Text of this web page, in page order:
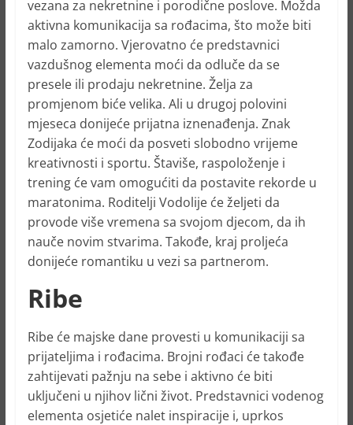
vezana za nekretnine i porodične poslove. Možda
aktivna komunikacija sa rođacima, što može biti
malo zamorno. Vjerovatno će predstavnici
vazdušnog elementa moći da odluče da se
presele ili prodaju nekretnine. Želja za
promjenom biće velika. Ali u drugoj polovini
mjeseca donijeće prijatna iznenađenja. Znak
Zodijaka će moći da posveti slobodno vrijeme
kreativnosti i sportu. Štaviše, raspoloženje i
trening će vam omogućiti da postavite rekorde u
maratonima. Roditelji Vodolije će željeti da
provode više vremena sa svojom djecom, da ih
nauče novim stvarima. Takođe, kraj proljeća
donijeće romantiku u vezi sa partnerom.
Ribe
Ribe će majske dane provesti u komunikaciji sa
prijateljima i rođacima. Brojni rođaci će takođe
zahtijevati pažnju na sebe i aktivno će biti
uključeni u njihov lični život. Predstavnici vodenog
elementa osjetiće nalet inspiracije i, uprkos